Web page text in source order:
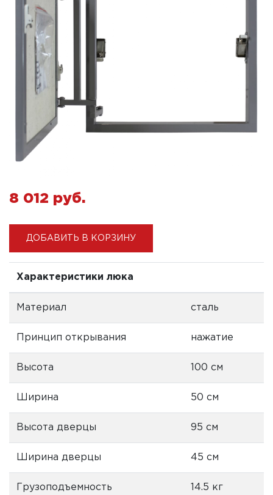
8 012 pуб.
ДОБАВИТЬ В КОРЗИНУ
Характеристики люка
Материал сталь
Принцип открывания нажатие
Высота 100 см
Ширина 50 см
Высота дверцы 95 см
Ширина дверцы 45 см
Грузоподъемность 14.5 кг